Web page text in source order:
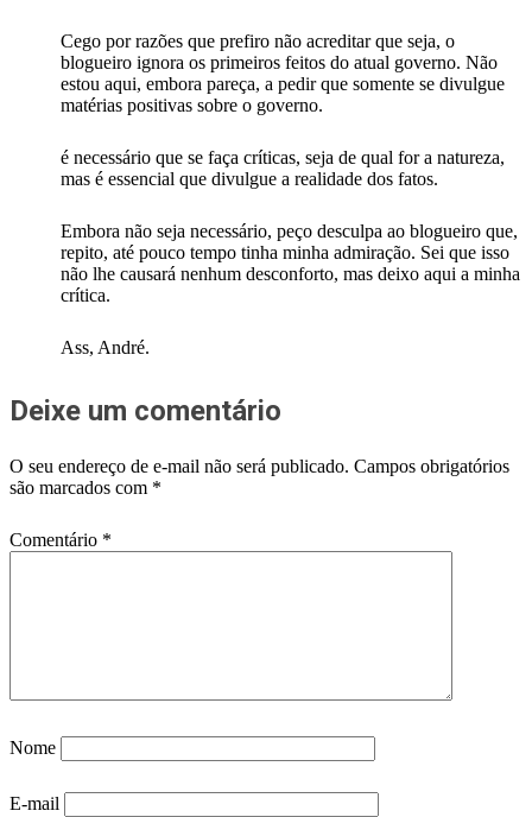
Cego por razões que prefiro não acreditar que seja, o
blogueiro ignora os primeiros feitos do atual governo. Não
estou aqui, embora pareça, a pedir que somente se divulgue
matérias positivas sobre o governo.
é necessário que se faça críticas, seja de qual for a natureza,
mas é essencial que divulgue a realidade dos fatos.
Embora não seja necessário, peço desculpa ao blogueiro que,
repito, até pouco tempo tinha minha admiração. Sei que isso
não lhe causará nenhum desconforto, mas deixo aqui a minha
crítica.
Ass, André.
Deixe um comentário
O seu endereço de e-mail não será publicado. Campos obrigatórios
são marcados com *
Comentário *
Nome
E-mail